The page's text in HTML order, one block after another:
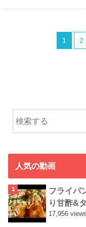
1 2
人気の動画
フライパ
り甘酢&
17,956 views